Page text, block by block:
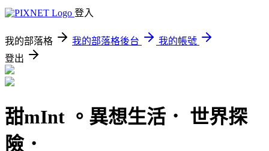
登入
我的部落格 我的部落格後台
我的帳號
登出
甜mInt 。異想生活． 世界探
險．